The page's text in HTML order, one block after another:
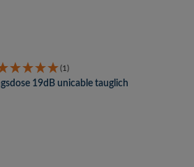
(1)
19dB unicable tauglich